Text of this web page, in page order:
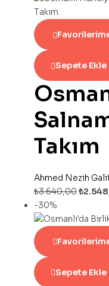
Sepete Ekle
Takım
Ahmed Nezih
₺3.640,00₺
-30%
Sepete Ekle